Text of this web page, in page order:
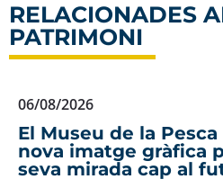
RELACIONADES
PATRIMONI
06/08/2026
El Museu de la
nova imatge gràfica
seva mirada cap al